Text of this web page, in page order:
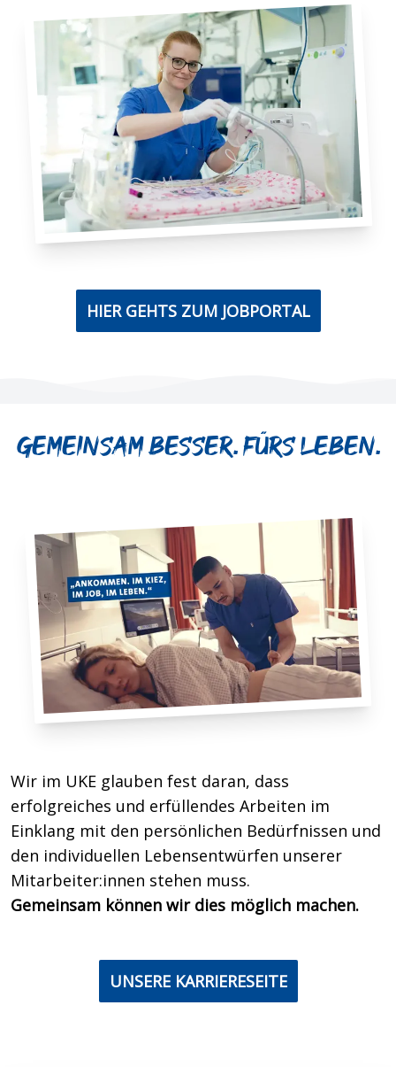
HIER GEHTS ZUM JOBPORTAL
Gemeinsam besser. Fürs Leben.
Wir im UKE glauben fest daran, dass
erfolgreiches und erfüllendes Arbeiten im
Einklang mit den persönlichen Bedürfnissen und
den individuellen Lebensentwürfen unserer
Mitarbeiter:innen stehen muss.
Gemeinsam können wir dies möglich machen.
UNSERE KARRIERESEITE